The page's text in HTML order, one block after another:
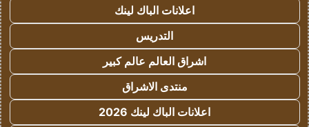
اعلانات الباك لينك
التدريس
اشراق العالم عالم كبير
منتدى الاشراق
اعلانات الباك لينك 2026